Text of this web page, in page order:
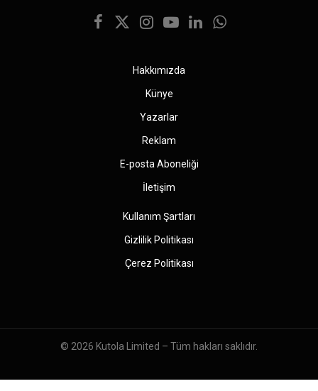
Facebook
X
Instagram
YouTubeLinkedInWhatsApp
Hakkımızda
Künye
Yazarlar
Reklam
E-posta Aboneliği
İletişim
Kullanım Şartları
Gizlilik Politikası
Çerez Politikası
© 2026 Kutola Limited – Tüm hakları saklıdır.